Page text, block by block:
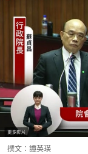
撰文： 譚英瑛